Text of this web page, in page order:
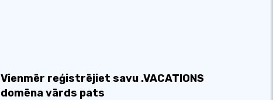
Vienmēr reģistrējiet savu .VACATIONS
domēna vārds pats